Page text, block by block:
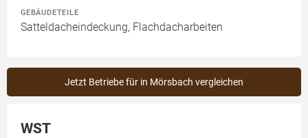
GEBÄUDETEILE
Satteldacheindeckung, Flachdacharbeiten
Jetzt Betriebe für in Mörsbach vergleichen
WST